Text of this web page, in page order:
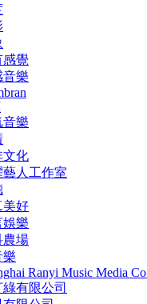
感覺
音樂
音樂
文化
藝人工作室
美好
娛樂
農場
樂
Ranyi Music Media
有限公司